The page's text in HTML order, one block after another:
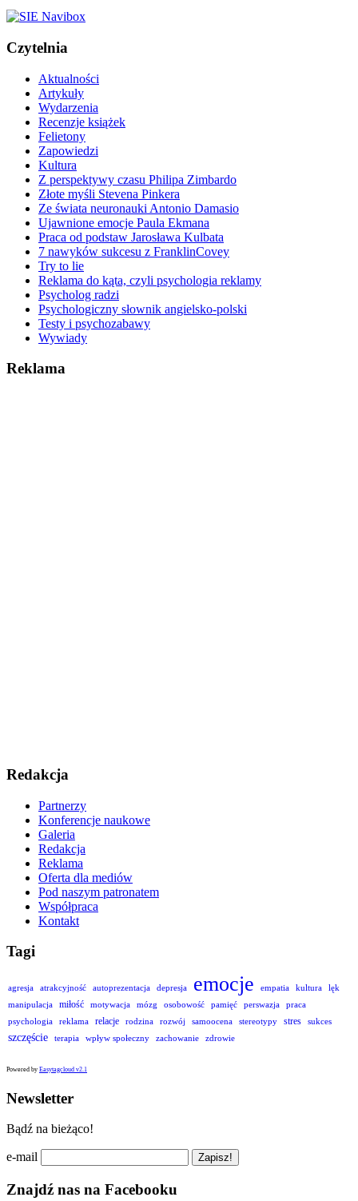
Czytelnia
Aktualności
Artykuły
Wydarzenia
Recenzje książek
Felietony
Zapowiedzi
Kultura
Z perspektywy czasu Philipa Zimbardo
Złote myśli Stevena Pinkera
Ze świata neuronauki Antonio Damasio
Ujawnione emocje Paula Ekmana
Praca od podstaw Jarosława Kulbata
7 nawyków sukcesu z FranklinCovey
Try to lie
Reklama do kąta, czyli psychologia reklamy
Psycholog radzi
Psychologiczny słownik angielsko-polski
Testy i psychozabawy
Wywiady
Reklama
Redakcja
Partnerzy
Konferencje naukowe
Galeria
Redakcja
Reklama
Oferta dla mediów
Pod naszym patronatem
Współpraca
Kontakt
Tagi
agresja atrakcyjność autoprezentacja depresja emocje empatia kultura
lęk
manipulacja
miłość motywacja mózg osobowość pamięć perswazja
praca
psychologia
reklama relacje rodzina rozwój samoocena stereotypy stres sukces
szczęście terapia wpływ społeczny zachowanie zdrowie
Powered by Easytagcloud v2.1
Newsletter
Bądź na bieżąco!
e-mail
Znajdź nas na Facebooku